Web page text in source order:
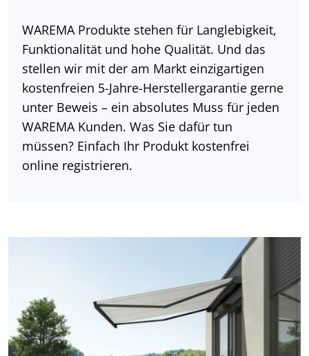
WAREMA Produkte stehen für Langlebigkeit,
Funktionalität und hohe Qualität. Und das
stellen wir mit der am Markt einzigartigen
kostenfreien 5-Jahre-Herstellergarantie gerne
unter Beweis – ein absolutes Muss für jeden
WAREMA Kunden. Was Sie dafür tun
müssen? Einfach Ihr Produkt kostenfrei
online registrieren.